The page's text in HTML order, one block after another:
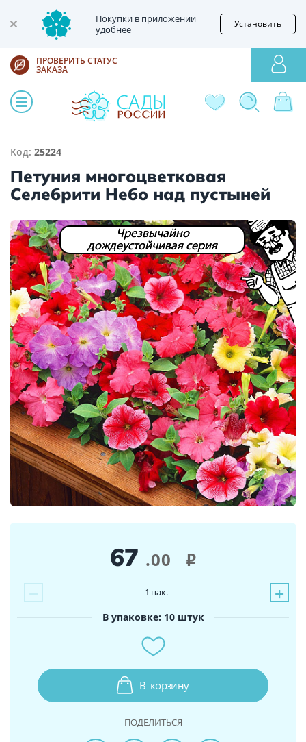
Покупки в приложении
удобнее
Установить
ПРОВЕРИТЬ СТАТУС
ЗАКАЗА
Код: 25224
Петуния многоцветковая
Селебрити Небо над пустыней
Чрезвычайно
дождеустойчивая серия
67 .00 i
− +
1 пак.
В упаковке: 10 штук
В корзину
ПОДЕЛИТЬСЯ